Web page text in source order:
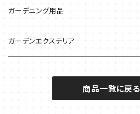
サラダに使いたい
秋植えで料理に
夏のハーブガーデンに
虫よけに使いたい
ハーブバスに
ジャガイモのコンパニオン
葉物野菜のコンパニオン
キュウリのコンパニオン
ミント・ハーブ苗
バジル・ハーブ苗
タイム・ハーブ苗
ガーデニング用品
その他
ガーデンエクステリア
商品一覧に戻る